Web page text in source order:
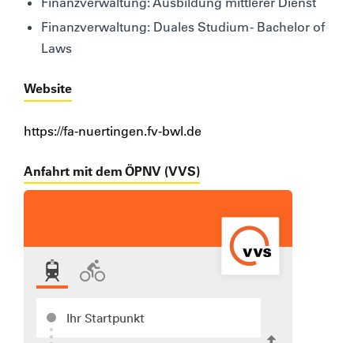
Finanzverwaltung: Duales Studium - Bachelor of
Laws
Website
https://fa-nuertingen.fv-bwl.de
Anfahrt mit dem ÖPNV (VVS)